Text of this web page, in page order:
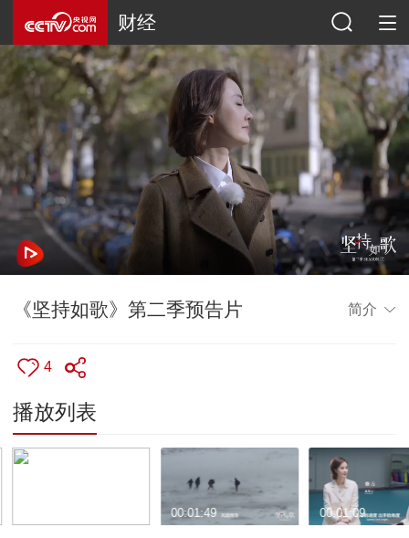
财经
《坚持如歌》第二季预告片 简介
4
播放列表
00:01:49 00:01:09